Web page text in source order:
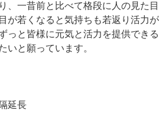
、一昔前と比べて格段に人の見た目
が若くなると気持ちも若返り活力が
っと皆様に元気と活力を提供できる
いと願っています。
延長